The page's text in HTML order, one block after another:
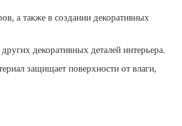
а также в создании декоративных
декоративных деталей интерьера.
защищает поверхности от влаги,